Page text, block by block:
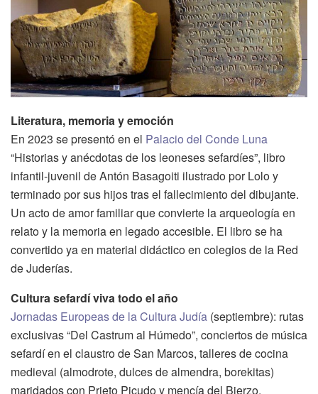
Literatura, memoria y emoción
En 2023 se presentó en el Palacio del Conde Luna
“Historias y anécdotas de los leoneses sefardíes”, libro
infantil-juvenil de Antón Basagoiti ilustrado por Lolo y
terminado por sus hijos tras el fallecimiento del dibujante.
Un acto de amor familiar que convierte la arqueología en
relato y la memoria en legado accesible. El libro se ha
convertido ya en material didáctico en colegios de la Red
de Juderías.
Cultura sefardí viva todo el año
Jornadas Europeas de la Cultura Judía (septiembre): rutas
exclusivas “Del Castrum al Húmedo”, conciertos de música
sefardí en el claustro de San Marcos, talleres de cocina
medieval (almodrote, dulces de almendra, borekitas)
maridados con Prieto Picudo y mencía del Bierzo.